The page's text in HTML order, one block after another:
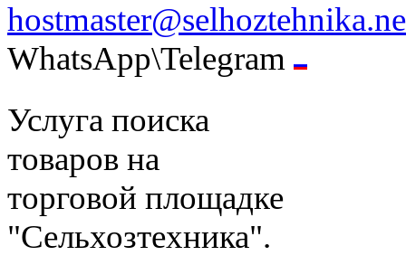
WhatsApp\Telegram
Услуга поиска
товаров на
торговой площадке
"Сельхозтехника".